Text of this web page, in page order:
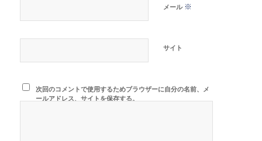
メール ※
サイト
次回のコメントで使用するためブラウザーに自分の名前、メ
ールアドレス、サイトを保存する。